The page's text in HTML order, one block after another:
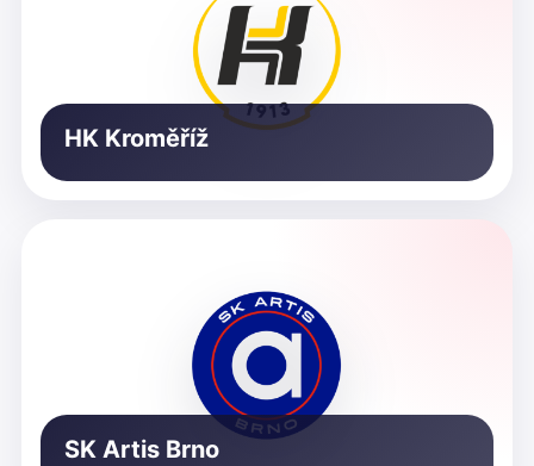
HK Kroměříž
SK Artis Brno